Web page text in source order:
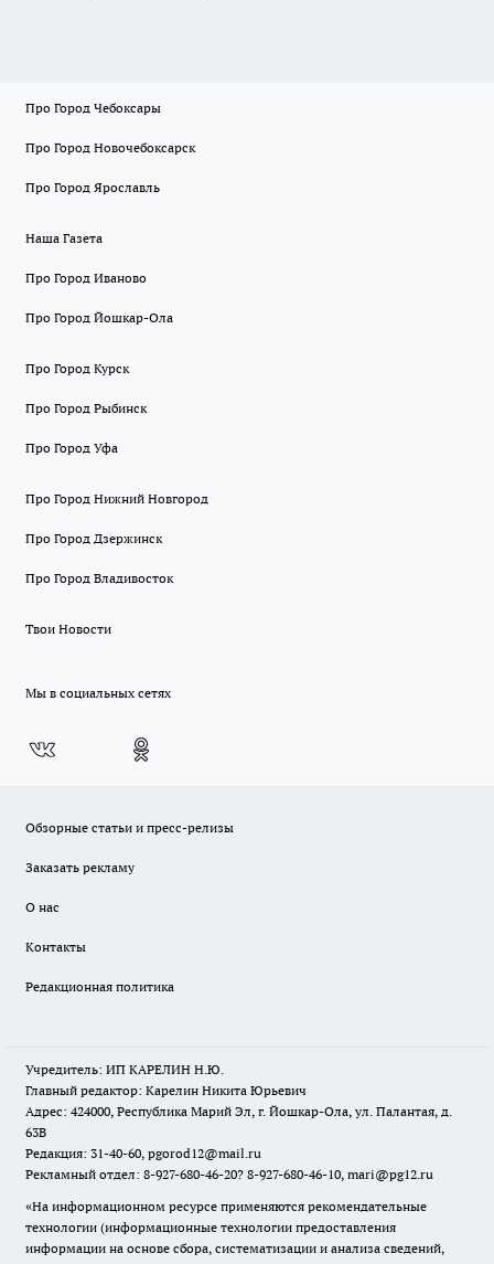
Про Город Чебоксары
Про Город Новочебоксарск
Про Город Ярославль
Наша Газета
Про Город Иваново
Про Город Йошкар-Ола
Про Город Курск
Про Город Рыбинск
Про Город Уфа
Про Город Нижний Новгород
Про Город Дзержинск
Про Город Владивосток
Твои Новости
Мы в социальных сетях
Обзорные статьи и пресс-релизы
Заказать рекламу
О нас
Контакты
Редакционная политика
Учредитель: ИП КАРЕЛИН Н.Ю.
Главный редактор: Карелин Никита Юрьевич
Адрес: 424000, Республика Марий Эл, г. Йошкар-Ола, ул. Палантая, д.
63В
Редакция: 31-40-60, pgorod12@mail.ru
Рекламный отдел: 8-927-680-46-20? 8-927-680-46-10, mari@pg12.ru
«На информационном ресурсе применяются рекомендательные
технологии (информационные технологии предоставления
информации на основе сбора, систематизации и анализа сведений,